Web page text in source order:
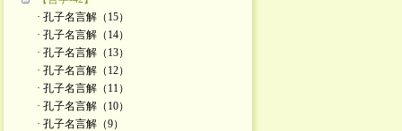
· 孔子名言解（15）
· 孔子名言解（14）
· 孔子名言解（13）
· 孔子名言解（12）
· 孔子名言解（11）
· 孔子名言解（10）
· 孔子名言解（9）